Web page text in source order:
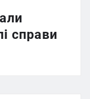
справи